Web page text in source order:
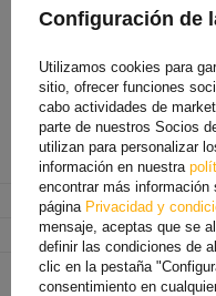
Fabricante
Código del producto
Tipo de eje
Capacidad de carga de un
Configuración de
Utilizamos cookies para
sitio, ofrecer funciones
cabo actividades de
parte de nuestros Socios
utilizan para personalizar
información en nuestra
encontrar más
página Privacidad y
mensaje, aceptas que se
definir las condiciones de
clic en la pestaña
consentimiento en